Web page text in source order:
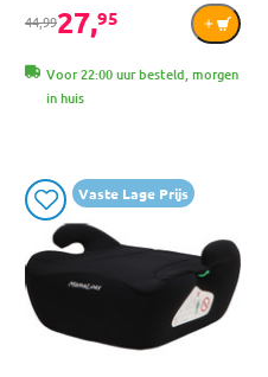
44,9927,95
Voor 22:00 uur besteld, morgen
in huis
Vaste Lage Prijs